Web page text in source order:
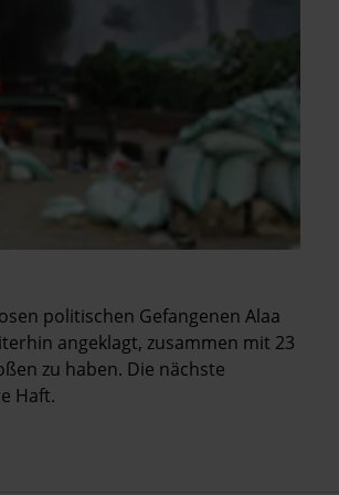
politischen Gefangenen Alaa
angeklagt, zusammen mit 23
zu haben. Die nächste
Haft.